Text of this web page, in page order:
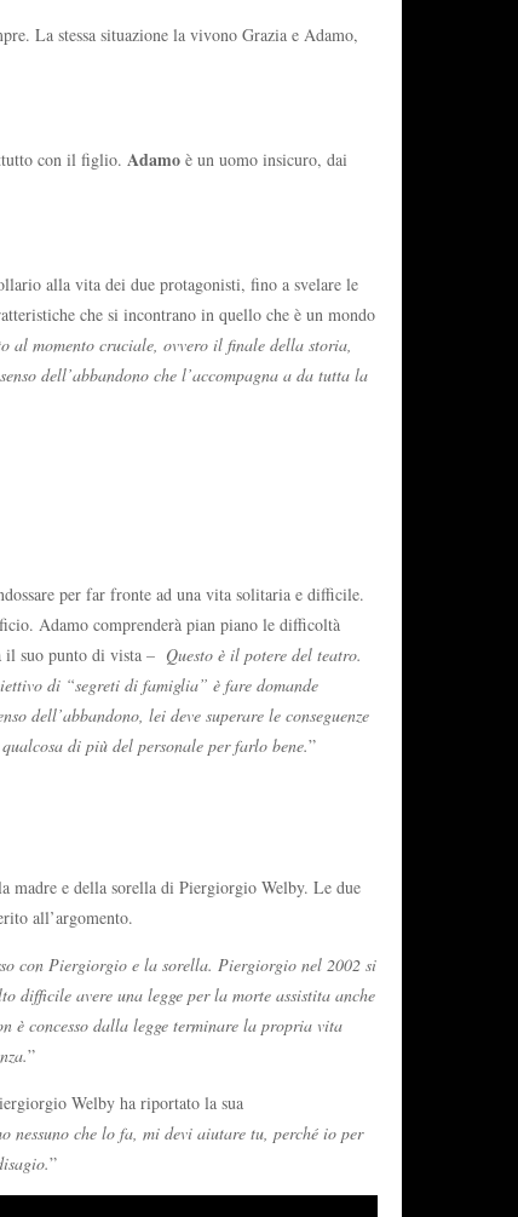
La stessa situazione la vivono Grazia e Adamo,
con il figlio. Adamo è un uomo insicuro, dai
alla vita dei due protagonisti, fino a svelare le
che si incontrano in quello che è un mondo
al momento cruciale, ovvero il finale della storia,
dell’abbandono che l’accompagna a da tutta la
per far fronte ad una vita solitaria e difficile.
Adamo comprenderà pian piano le difficoltà
il suo punto di vista – Questo è il potere del teatro.
di “segreti di famiglia” è fare domande
dell’abbandono, lei deve superare le conseguenze
di più del personale per farlo bene.”
madre e della sorella di Piergiorgio Welby. Le due
all’argomento.
con Piergiorgio e la sorella. Piergiorgio nel 2002 si
difficile avere una legge per la morte assistita anche
è concesso dalla legge terminare la propria vita
”
Welby ha riportato la sua
nessuno che lo fa, mi devi aiutare tu, perché io per
”